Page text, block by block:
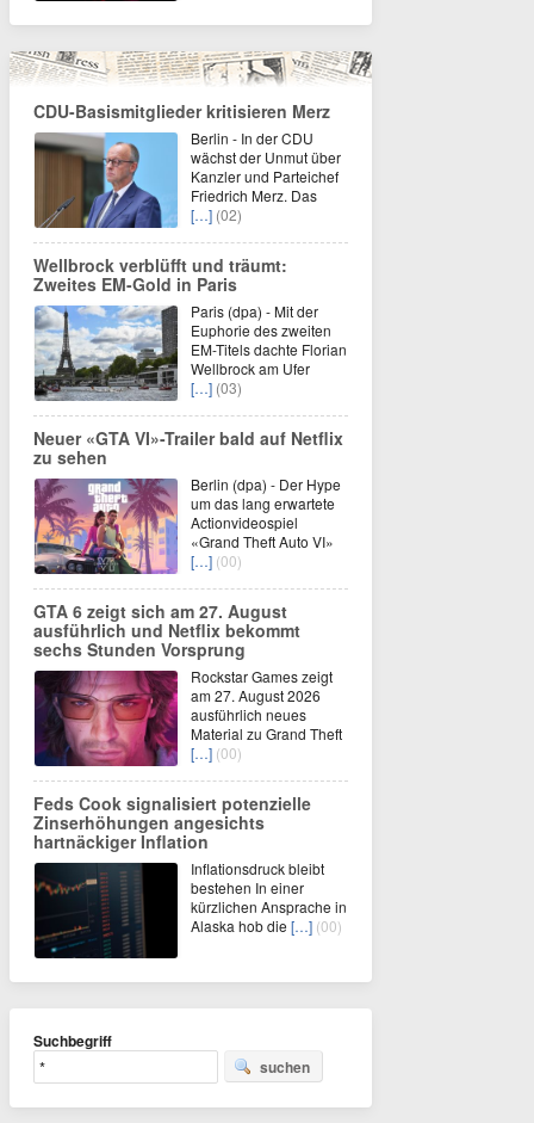
CDU-Basismitglieder kritisieren Merz
Berlin - In der CDU
wächst der Unmut über
Kanzler und Parteichef
Friedrich Merz. Das
[…] (02)
Wellbrock verblüfft und träumt:
Zweites EM-Gold in Paris
Paris (dpa) - Mit der
Euphorie des zweiten
EM-Titels dachte Florian
Wellbrock am Ufer
[…] (03)
Neuer «GTA VI»-Trailer bald auf Netflix
zu sehen
Berlin (dpa) - Der Hype
um das lang erwartete
Actionvideospiel
«Grand Theft Auto VI»
[…] (00)
GTA 6 zeigt sich am 27. August
ausführlich und Netflix bekommt
sechs Stunden Vorsprung
Rockstar Games zeigt
am 27. August 2026
ausführlich neues
Material zu Grand Theft
[…] (00)
Feds Cook signalisiert potenzielle
Zinserhöhungen angesichts
hartnäckiger Inflation
Inflationsdruck bleibt
bestehen In einer
kürzlichen Ansprache in
Alaska hob die […] (00)
Suchbegriff
suchen